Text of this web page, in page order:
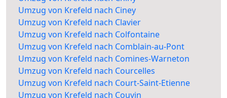
Umzug von Krefeld nach Ciney
Umzug von Krefeld nach Clavier
Umzug von Krefeld nach Colfontaine
Umzug von Krefeld nach Comblain-au-Pont
Umzug von Krefeld nach Comines-Warneton
Umzug von Krefeld nach Courcelles
Umzug von Krefeld nach Court-Saint-Etienne
Umzug von Krefeld nach Couvin